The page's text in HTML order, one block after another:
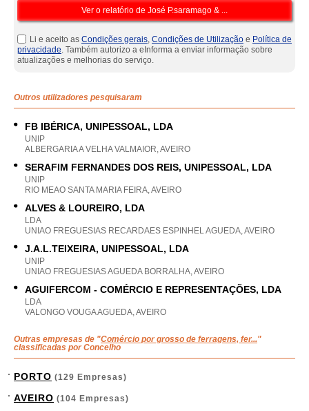
Li e aceito as Condições gerais, Condições de Utilização e Política de
privacidade. Também autorizo a eInforma a enviar informação sobre
atualizações e melhorias do serviço.
Outros utilizadores pesquisaram
FB IBÉRICA, UNIPESSOAL, LDA
UNIP
ALBERGARIA A VELHA VALMAIOR, AVEIRO
SERAFIM FERNANDES DOS REIS, UNIPESSOAL, LDA
UNIP
RIO MEAO SANTA MARIA FEIRA, AVEIRO
ALVES & LOUREIRO, LDA
LDA
UNIAO FREGUESIAS RECARDAES ESPINHEL AGUEDA, AVEIRO
J.A.L.TEIXEIRA, UNIPESSOAL, LDA
UNIP
UNIAO FREGUESIAS AGUEDA BORRALHA, AVEIRO
AGUIFERCOM - COMÉRCIO E REPRESENTAÇÕES, LDA
LDA
VALONGO VOUGA AGUEDA, AVEIRO
Outras empresas de "Comércio por grosso de ferragens, fer..."
classificadas por Concelho
PORTO (129 Empresas)
AVEIRO (104 Empresas)